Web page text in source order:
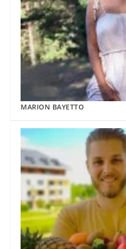
MARION BAYETTO